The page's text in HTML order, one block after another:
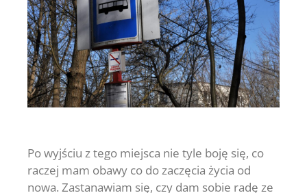
Po wyjściu z tego miejsca nie tyle boję się, co
raczej mam obawy co do zaczęcia życia od
nowa. Zastanawiam się, czy dam sobie radę ze